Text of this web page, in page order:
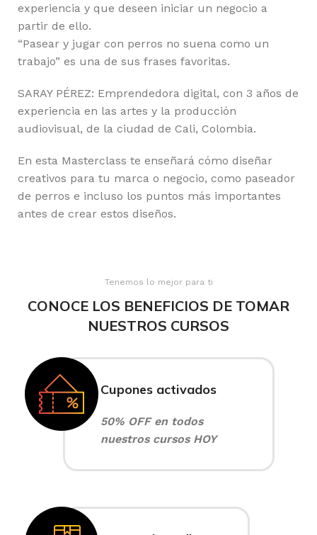
experiencia y que deseen iniciar un negocio a
partir de ello.
“Pasear y jugar con perros no suena como un
trabajo” es una de sus frases favoritas.
SARAY PÉREZ: Emprendedora digital, con 3 años de
experiencia en las artes y la producción
audiovisual, de la ciudad de Cali, Colombia.
En esta Masterclass te enseñará cómo diseñar
creativos para tu marca o negocio, como paseador
de perros e incluso los puntos más importantes
antes de crear estos diseños.
Tenemos lo mejor para ti
CONOCE LOS BENEFICIOS DE TOMAR
NUESTROS CURSOS
Cupones activados
50% OFF en todos
nuestros cursos HOY